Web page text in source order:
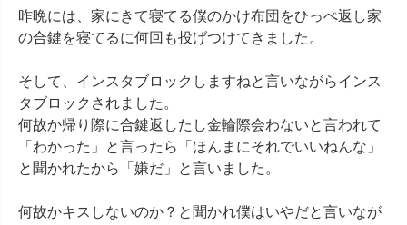
昨晩には、家にきて寝てる僕のかけ布団をひっぺ返し家
の合鍵を寝てるに何回も投げつけてきました。
そして、インスタブロックしますねと言いながらインス
タブロックされました。
何故か帰り際に合鍵返したし金輪際会わないと言われて
「わかった」と言ったら「ほんまにそれでいいねんな」
と聞かれたから「嫌だ」と言いました。
何故かキスしないのか？と聞かれ僕はいやだと言いなが